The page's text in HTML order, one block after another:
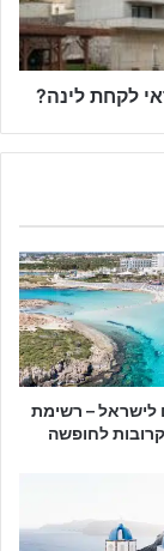
לקחת לינה?
לישראל – רשימת
לחופשה